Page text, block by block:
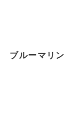
ブルーマリン